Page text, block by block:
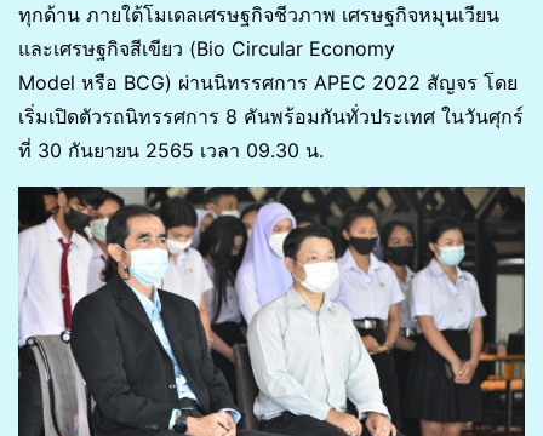
ทุกด้าน ภายใต้โมเดลเศรษฐกิจชีวภาพ เศรษฐกิจหมุนเวียน
และเศรษฐกิจสีเขียว (Bio Circular Economy
Model หรือ BCG) ผ่านนิทรรศการ APEC 2022 สัญจร โดย
เริ่มเปิดตัวรถนิทรรศการ 8 คันพร้อมกันทั่วประเทศ ในวันศุกร์
ที่ 30 กันยายน 2565 เวลา 09.30 น.